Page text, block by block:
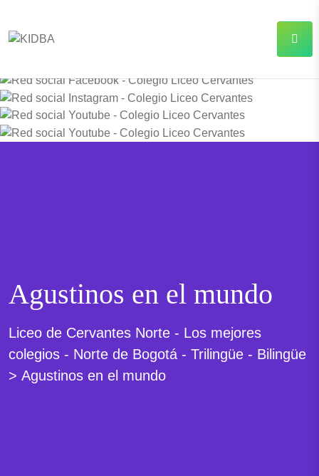
Agustinos en el mundo
Liceo de Cervantes Norte - Los mejores
colegios - Norte de Bogotá - Trilingüe - Bilingüe
> Agustinos en el mundo